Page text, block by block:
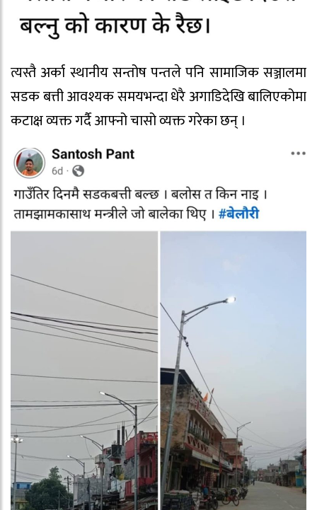
त्यस्तै अर्का स्थानीय सन्तोष पन्तले पनि सामाजिक सञ्जालमा
सडक बत्ती आवश्यक समयभन्दा धेरै अगाडिदेखि बालिएकोमा
कटाक्ष व्यक्त गर्दै आफ्नो चासो व्यक्त गरेका छन् ।